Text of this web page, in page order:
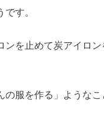
す。
ンを止めて炭アイロン
の服を作る」ようなこ